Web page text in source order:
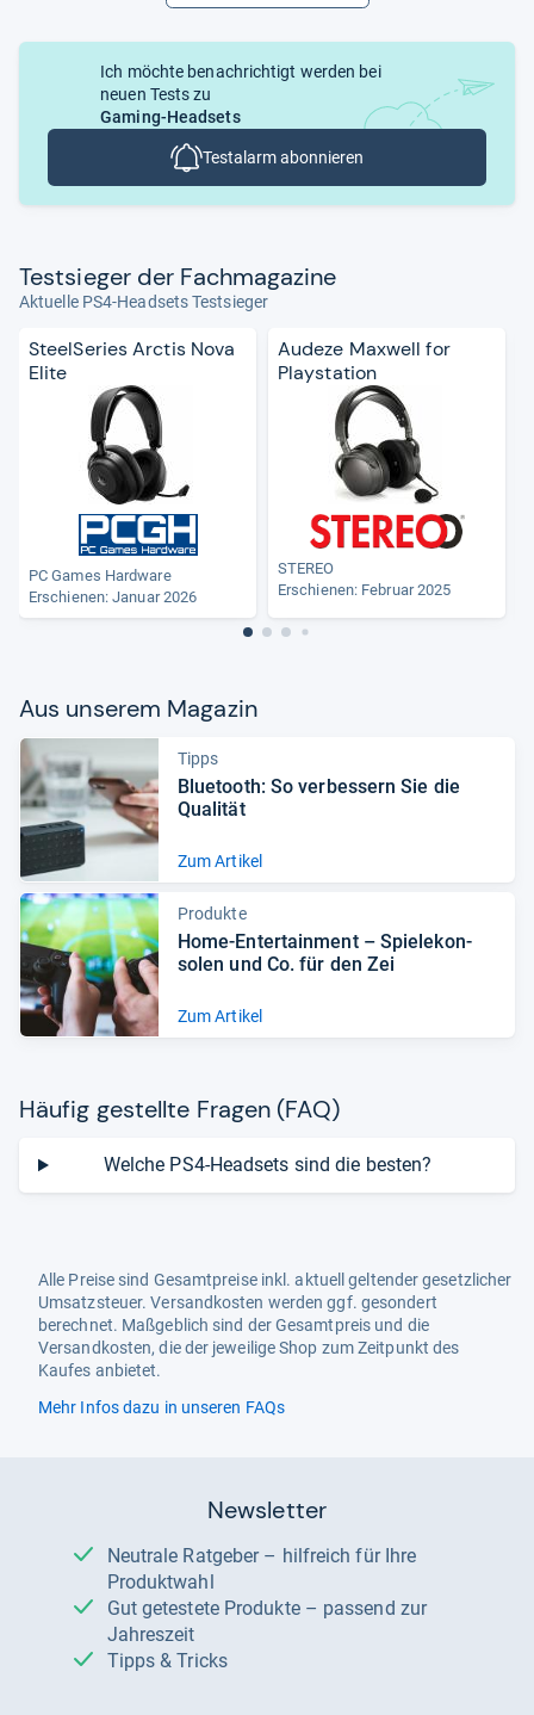
Ich möchte benachrichtigt werden bei
neuen Tests zu
Gaming-Headsets
Testalarm abonnieren
Test­sie­ger der Fach­ma­ga­zine
Aktuelle PS4-Headsets Testsieger
SteelSeries Arctis Nova
Elite
PC Games Hardware
Erschienen: Januar 2026
Audeze Maxwell for
Playstation
STEREO
Erschienen: Februar 2025
Aus unse­rem Maga­zin
Tipps
Blue­tooth: So ver­bes­sern Sie die
Qua­li­tät
Zum Artikel
Produkte
Home-​Enter­tain­ment – Spiele­kon­
so­len und Co. für den Zei
Zum Artikel
Häu­fig gestellte Fra­gen (FAQ)
Welche PS4-Headsets sind die besten?
Alle Preise sind Gesamtpreise inkl. aktuell geltender gesetzlicher
Umsatzsteuer. Versandkosten werden ggf. gesondert
berechnet. Maßgeblich sind der Gesamtpreis und die
Versandkosten, die der jeweilige Shop zum Zeitpunkt des
Kaufes anbietet.
Mehr Infos dazu in unseren FAQs
Newsletter
Neutrale Ratgeber – hilfreich für Ihre
Produktwahl
Gut getestete Produkte – passend zur
Jahreszeit
Tipps & Tricks